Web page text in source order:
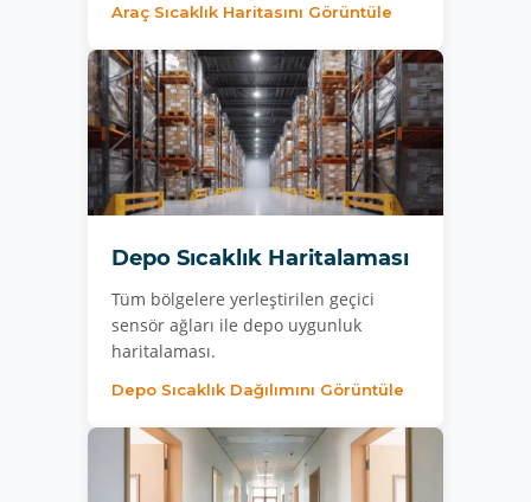
Araç Sıcaklık Haritasını Görüntüle
Depo Sıcaklık Haritalaması
Tüm bölgelere yerleştirilen geçici
sensör ağları ile depo uygunluk
haritalaması.
Depo Sıcaklık Dağılımını Görüntüle